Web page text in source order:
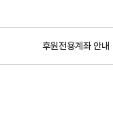
후원전용계좌 안내